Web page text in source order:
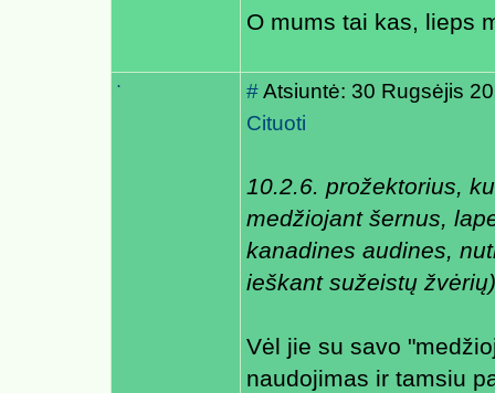
O mums tai kas, lieps
. #Atsiuntė: 30 Rugsėjis
Cituoti
10.2.6. prožektorius,
medžiojant šernus,
kanadines audines,
ieškant sužeistų žvėrių)
Vėl jie su savo
naudojimas ir tamsiu